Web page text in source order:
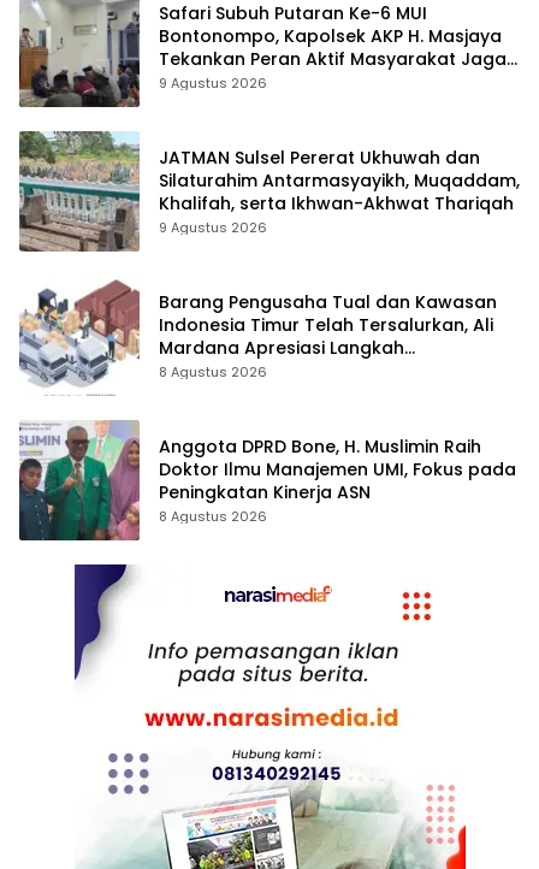
Safari Subuh Putaran Ke-6 MUI
Bontonompo, Kapolsek AKP H. Masjaya
Tekankan Peran Aktif Masyarakat Jaga
Kamtibmas
9 Agustus 2026
JATMAN Sulsel Pererat Ukhuwah dan
Silaturahim Antarmasyayikh, Muqaddam,
Khalifah, serta Ikhwan-Akhwat Thariqah
9 Agustus 2026
Barang Pengusaha Tual dan Kawasan
Indonesia Timur Telah Tersalurkan, Ali
Mardana Apresiasi Langkah
Penyelesaian PT Afid Logistik dan PT
8 Agustus 2026
Anggota DPRD Bone, H. Muslimin Raih
Doktor Ilmu Manajemen UMI, Fokus pada
Peningkatan Kinerja ASN
8 Agustus 2026